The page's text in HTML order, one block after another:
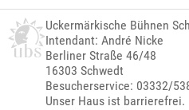
Uckermärkische Bühnen
Intendant: André Nicke
Berliner Straße 46/48
16303 Schwedt
Besucherservice: 03332/
Unser Haus ist barrierefrei.